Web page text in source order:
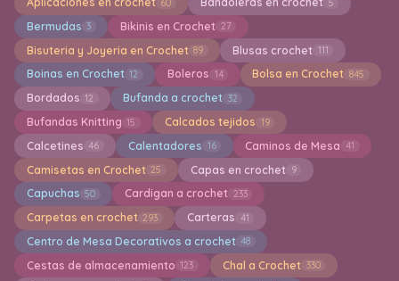
Bermudas 3 Bikinis en Crochet 27
Bisuteria y Joyeria en Crochet 89 Blusas crochet 111
Boinas en Crochet 12 Boleros 14 Bolsa en Crochet 845
Bordados 12 Bufanda a crochet 32
Bufandas Knitting 15 Calcados tejidos 19
Calcetines 46 Calentadores 16 Caminos de Mesa 41
Camisetas en Crochet 25 Capas en crochet 9
Capuchas 50 Cardigan a crochet 233
Carpetas en crochet 293 Carteras 41
Centro de Mesa Decorativos a crochet 48
Cestas de almacenamiento 123 Chal a Crochet 330